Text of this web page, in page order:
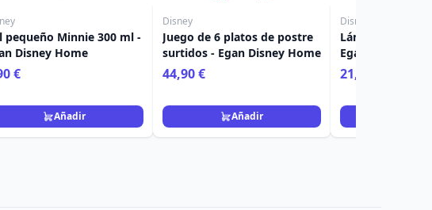
pequeño Minnie 300 ml -
Disney Home
€
Añadir
Disney
Juego de 6 platos de postre
surtidos - Egan Disney Home
44,90 €
Añadir
Disney
Lámpara de
Egan Disney
21,90 €